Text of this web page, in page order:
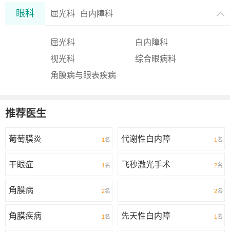
眼科 屈光科 白内障科
屈光科
白内障科
视光科
综合眼病科
角膜病与眼表疾病
推荐医生
葡萄膜炎 1 名 代谢性白内障 1 名
干眼症 1 名 飞秒激光手术 2名
角膜病 2名 2名
角膜疾病 1 名 先天性白内障 1 名